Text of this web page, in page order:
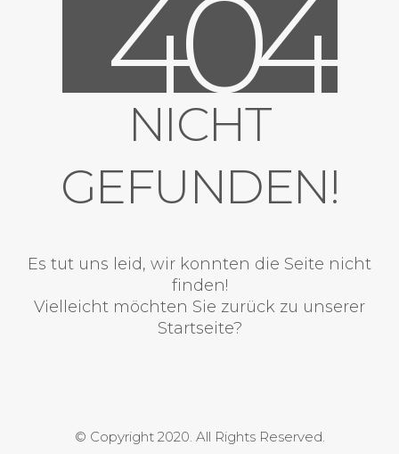
404
NICHT
GEFUNDEN!
Es tut uns leid, wir konnten die Seite nicht
finden!
Vielleicht möchten Sie zurück zu unserer
Startseite?
© Copyright 2020. All Rights Reserved.